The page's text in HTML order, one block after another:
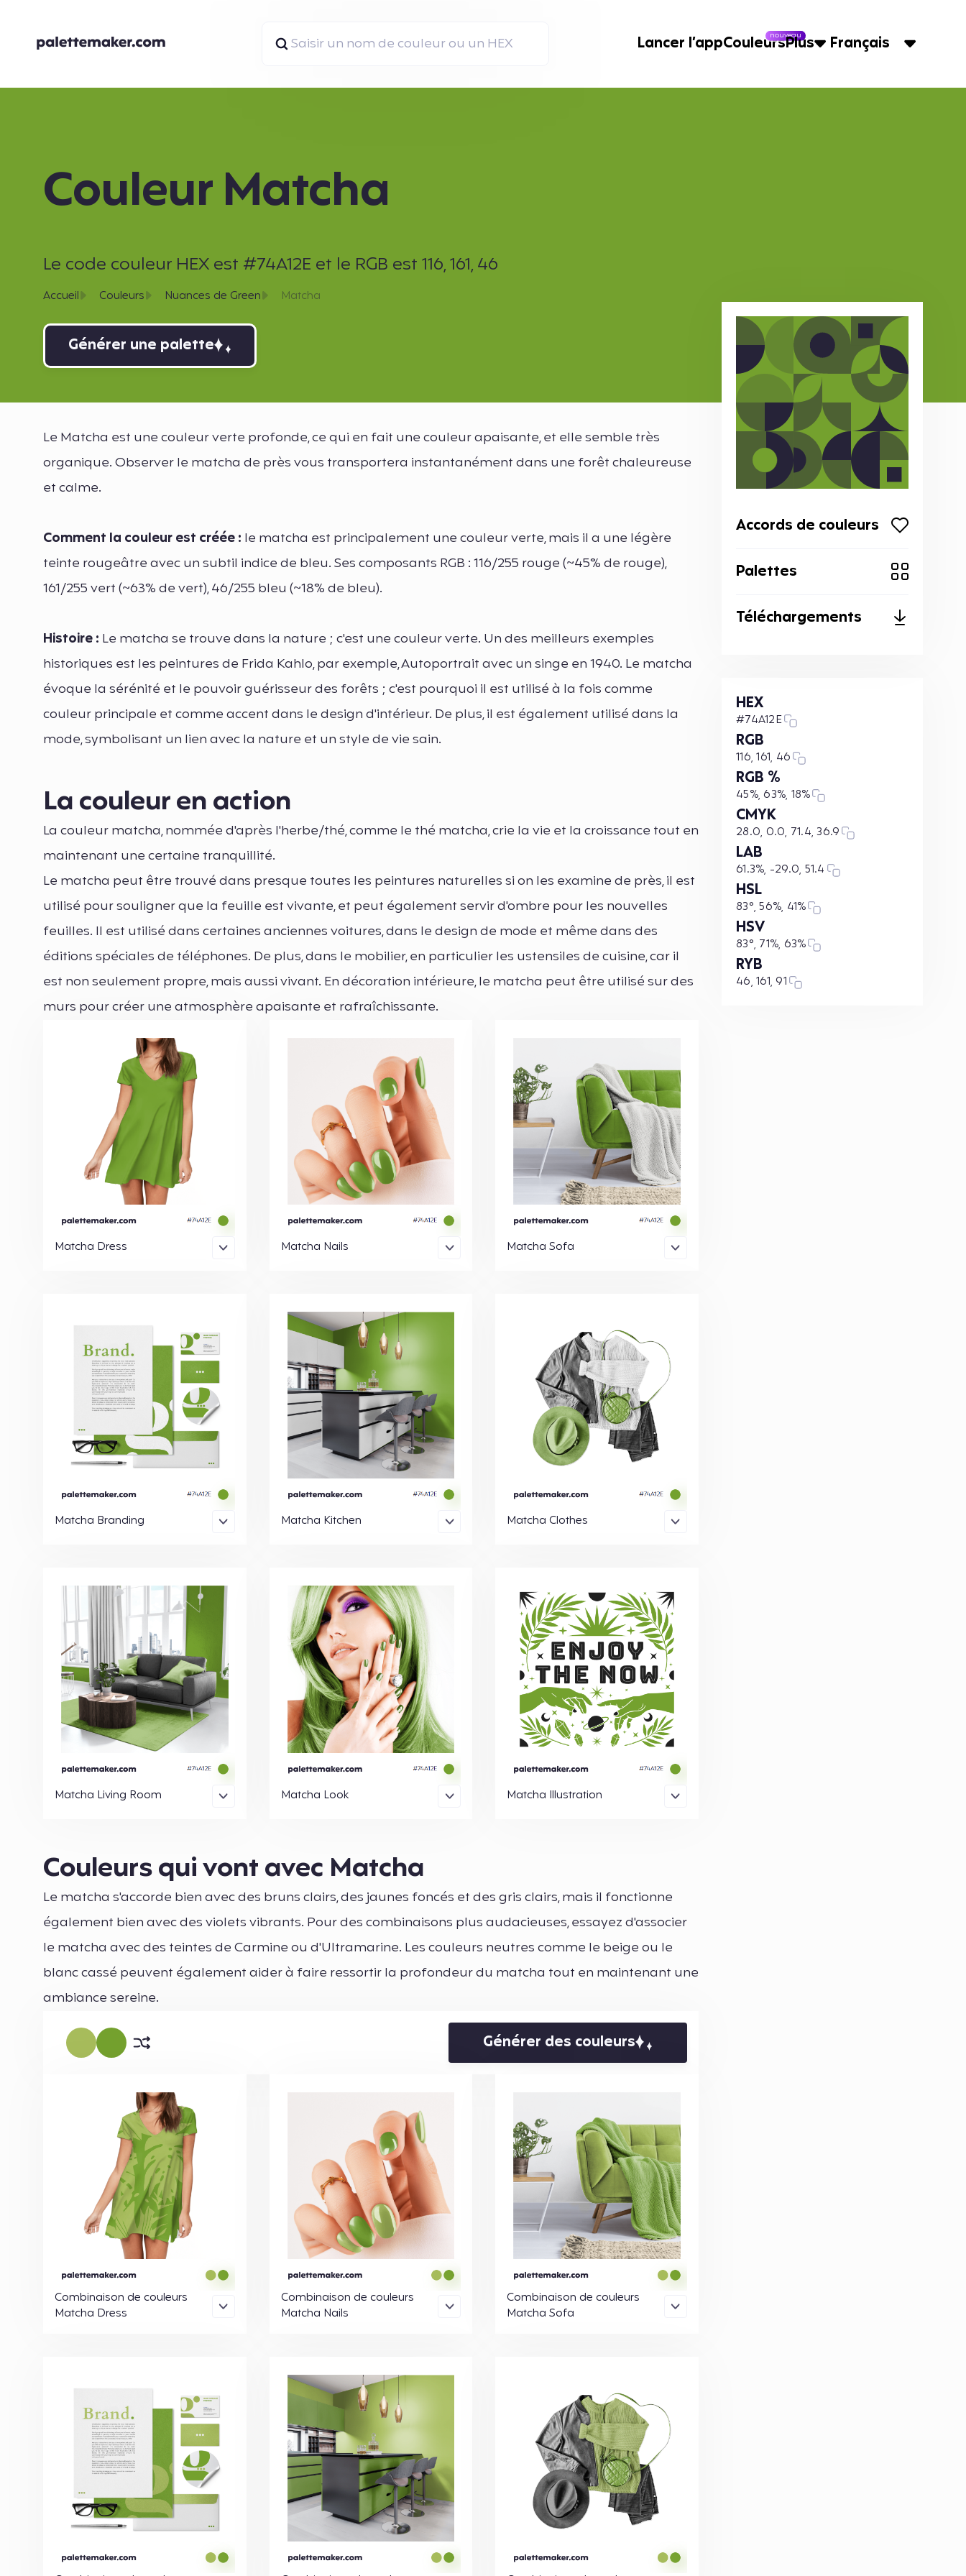
Lancer l’appCouleursnouveauPlus Français
Couleur Matcha
Le code couleur HEX est #74A12E et le RGB est 116, 161, 46
Accueil Couleurs Nuances de Green Matcha
Générer une palette
Le Matcha est une couleur verte profonde, ce qui en fait une couleur apaisante, et elle semble très
organique. Observer le matcha de près vous transportera instantanément dans une forêt chaleureuse
et calme.
Comment la couleur est créée : le matcha est principalement une couleur verte, mais il a une légère
teinte rougeâtre avec un subtil indice de bleu. Ses composants RGB : 116/255 rouge (~45% de rouge),
161/255 vert (~63% de vert), 46/255 bleu (~18% de bleu).
Histoire : Le matcha se trouve dans la nature ; c'est une couleur verte. Un des meilleurs exemples
historiques est les peintures de Frida Kahlo, par exemple, Autoportrait avec un singe en 1940. Le matcha
évoque la sérénité et le pouvoir guérisseur des forêts ; c'est pourquoi il est utilisé à la fois comme
couleur principale et comme accent dans le design d'intérieur. De plus, il est également utilisé dans la
mode, symbolisant un lien avec la nature et un style de vie sain.
La couleur en action
La couleur matcha, nommée d'après l'herbe/thé, comme le thé matcha, crie la vie et la croissance tout en
maintenant une certaine tranquillité.
Le matcha peut être trouvé dans presque toutes les peintures naturelles si on les examine de près, il est
utilisé pour souligner que la feuille est vivante, et peut également servir d'ombre pour les nouvelles
feuilles. Il est utilisé dans certaines anciennes voitures, dans le design de mode et même dans des
éditions spéciales de téléphones. De plus, dans le mobilier, en particulier les ustensiles de cuisine, car il
est non seulement propre, mais aussi vivant. En décoration intérieure, le matcha peut être utilisé sur des
murs pour créer une atmosphère apaisante et rafraîchissante.
Matcha Dress Matcha Nails Matcha Sofa
Matcha Branding Matcha Kitchen Matcha Clothes
Matcha Living Room Matcha Look Matcha Illustration
Couleurs qui vont avec Matcha
Le matcha s'accorde bien avec des bruns clairs, des jaunes foncés et des gris clairs, mais il fonctionne
également bien avec des violets vibrants. Pour des combinaisons plus audacieuses, essayez d'associer
le matcha avec des teintes de Carmine ou d'Ultramarine. Les couleurs neutres comme le beige ou le
blanc cassé peuvent également aider à faire ressortir la profondeur du matcha tout en maintenant une
ambiance sereine.
Générer des couleurs
Combinaison de couleurs
Matcha Dress
Combinaison de couleurs
Matcha Nails
Combinaison de couleurs
Matcha Sofa
Accords de couleurs
Palettes
Téléchargements
HEX
#74A12E
RGB
116, 161, 46
RGB %
45%, 63%, 18%
CMYK
28.0, 0.0, 71.4, 36.9
LAB
61.3%, -29.0, 51.4
HSL
83°, 56%, 41%
HSV
83°, 71%, 63%
RYB
46, 161, 91